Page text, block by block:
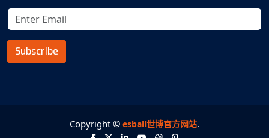
Subscribe
Copyright © esball世博官方网站.